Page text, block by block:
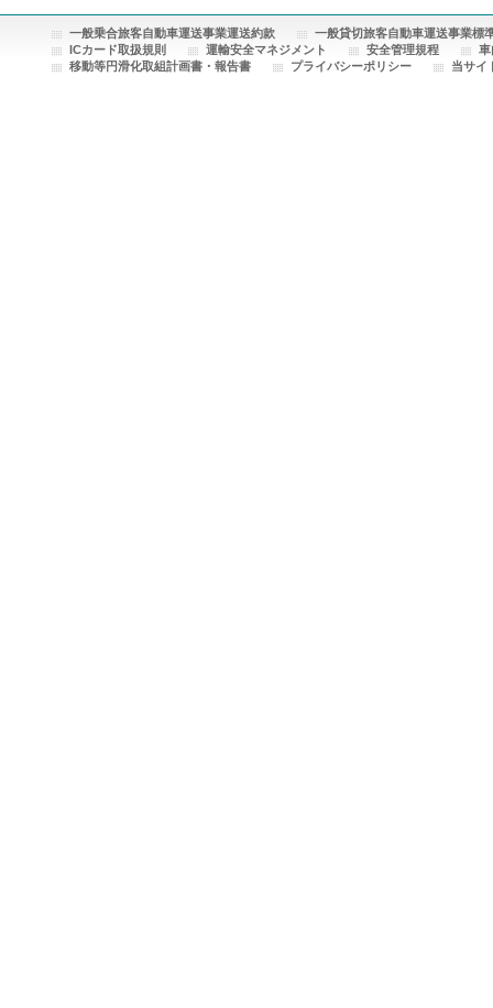
一般乗合旅客自動車運送事業運送約款
一般貸切旅客自動車運送事業標
ICカード取扱規則
運輸安全マネジメント 安全管理規程
車
移動等円滑化取組計画書・報告書
プライバシーポリシー 当サイ